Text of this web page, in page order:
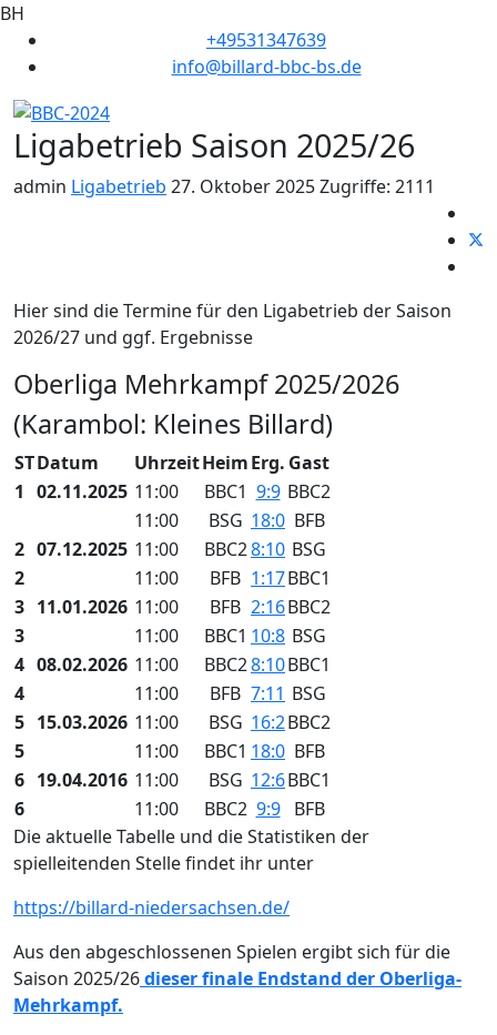
BH
+49531347639
info@billard-bbc-bs.de
Ligabetrieb Saison 2025/26
admin Ligabetrieb 27. Oktober 2025Zugriffe: 2111
Hier sind die Termine für den Ligabetrieb der Saison
2026/27 und ggf. Ergebnisse
Oberliga Mehrkampf 2025/2026
(Karambol: Kleines Billard)
STDatum UhrzeitHeimErg. Gast
1 02.11.2025 11:00 BBC1 9:9 BBC2
11:00
BSG 18:0 BFB
2 07.12.2025 11:00 BBC28:10 BSG
2
11:00 BFB 1:17BBC1
3 11.01.2026 11:00 BFB 2:16BBC2
3
11:00 BBC1 10:8 BSG
4 08.02.2026 11:00 BBC28:10BBC1
4
11:00 BFB 7:11 BSG
5 15.03.2026 11:00 BSG 16:2BBC2
5
11:00 BBC1 18:0 BFB
6 19.04.2016 11:00 BSG 12:6BBC1
6
11:00 BBC2 9:9
BFB
Die aktuelle Tabelle und die Statistiken der
spielleitenden Stelle findet ihr unter
https://billard-niedersachsen.de/
Aus den abgeschlossenen Spielen ergibt sich für die
Saison 2025/26dieser finale Endstand der Oberliga-
Mehrkampf.